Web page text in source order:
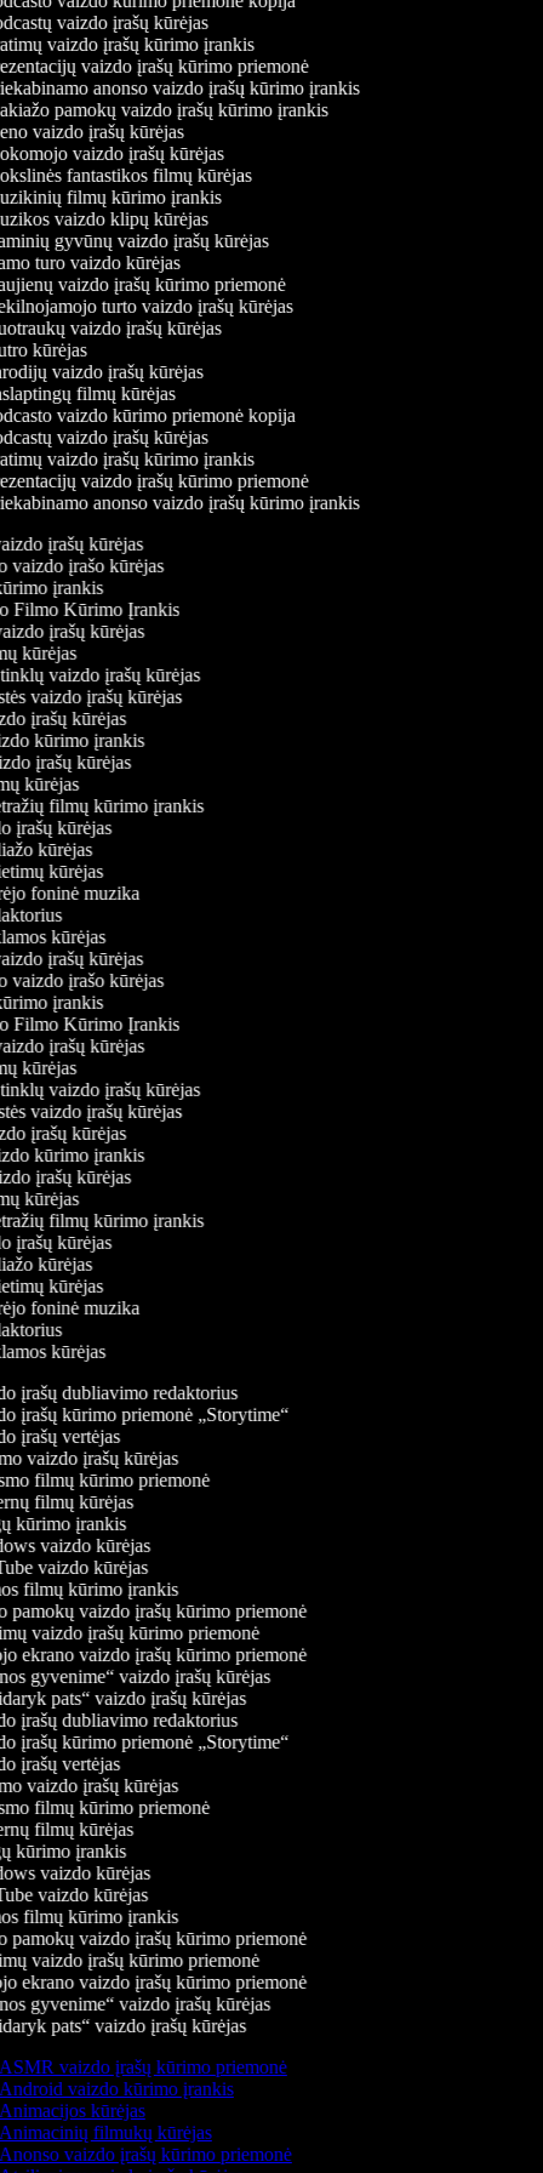
vaizdo įrašų kūrėjas
vaizdo įrašų kūrimo įrankis
vaizdo įrašų kūrimo priemonė
anonso vaizdo įrašų kūrimo įrankis
pamokų vaizdo įrašų kūrimo įrankis
vaizdo įrašų kūrėjas
vaizdo įrašų kūrėjas
fantastikos filmų kūrėjas
filmų kūrimo įrankis
vaizdo klipų kūrėjas
gyvūnų vaizdo įrašų kūrėjas
turo vaizdo kūrėjas
vaizdo įrašų kūrimo priemonė
turto vaizdo įrašų kūrėjas
vaizdo įrašų kūrėjas
kūrėjas
vaizdo įrašų kūrėjas
filmų kūrėjas
vaizdo kūrimo priemonė kopija
vaizdo įrašų kūrėjas
vaizdo įrašų kūrimo įrankis
vaizdo įrašų kūrimo priemonė
anonso vaizdo įrašų kūrimo įrankis
įrašų kūrėjas
vaizdo įrašo kūrėjas
įrankis
Filmo Kūrimo Įrankis
įrašų kūrėjas
kūrėjas
tinklų vaizdo įrašų kūrėjas
vaizdo įrašų kūrėjas
įrašų kūrėjas
kūrimo įrankis
įrašų kūrėjas
kūrėjas
filmų kūrimo įrankis
įrašų kūrėjas
kūrėjas
kūrėjas
foninė muzika
kūrėjas
įrašų kūrėjas
vaizdo įrašo kūrėjas
įrankis
Filmo Kūrimo Įrankis
įrašų kūrėjas
kūrėjas
tinklų vaizdo įrašų kūrėjas
vaizdo įrašų kūrėjas
įrašų kūrėjas
kūrimo įrankis
įrašų kūrėjas
kūrėjas
filmų kūrimo įrankis
įrašų kūrėjas
kūrėjas
kūrėjas
foninė muzika
kūrėjas
įrašų dubliavimo redaktorius
įrašų kūrimo priemonė „Storytime“
įrašų vertėjas
vaizdo įrašų kūrėjas
filmų kūrimo priemonė
filmų kūrėjas
kūrimo įrankis
vaizdo kūrėjas
vaizdo kūrėjas
filmų kūrimo įrankis
pamokų vaizdo įrašų kūrimo priemonė
vaizdo įrašų kūrimo priemonė
ekrano vaizdo įrašų kūrimo priemonė
gyvenime“ vaizdo įrašų kūrėjas
pats“ vaizdo įrašų kūrėjas
įrašų dubliavimo redaktorius
įrašų kūrimo priemonė „Storytime“
įrašų vertėjas
vaizdo įrašų kūrėjas
filmų kūrimo priemonė
filmų kūrėjas
kūrimo įrankis
vaizdo kūrėjas
vaizdo kūrėjas
filmų kūrimo įrankis
pamokų vaizdo įrašų kūrimo priemonė
vaizdo įrašų kūrimo priemonė
ekrano vaizdo įrašų kūrimo priemonė
gyvenime“ vaizdo įrašų kūrėjas
pats“ vaizdo įrašų kūrėjas
vaizdo įrašų kūrimo priemonė
vaizdo kūrimo įrankis
kūrėjas
filmukų kūrėjas
vaizdo įrašų kūrimo priemonė